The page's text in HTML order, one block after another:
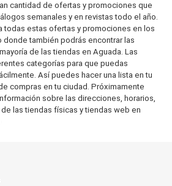
cantidad de ofertas y promociones que
semanales y en revistas todo el año.
todas estas ofertas y promociones en los
también podrás encontrar las
de las tiendas en Aguada. Las
categorías para que puedas
Así puedes hacer una lista en tu
compras en tu ciudad. Próximamente
sobre las direcciones, horarios,
las tiendas físicas y tiendas web en